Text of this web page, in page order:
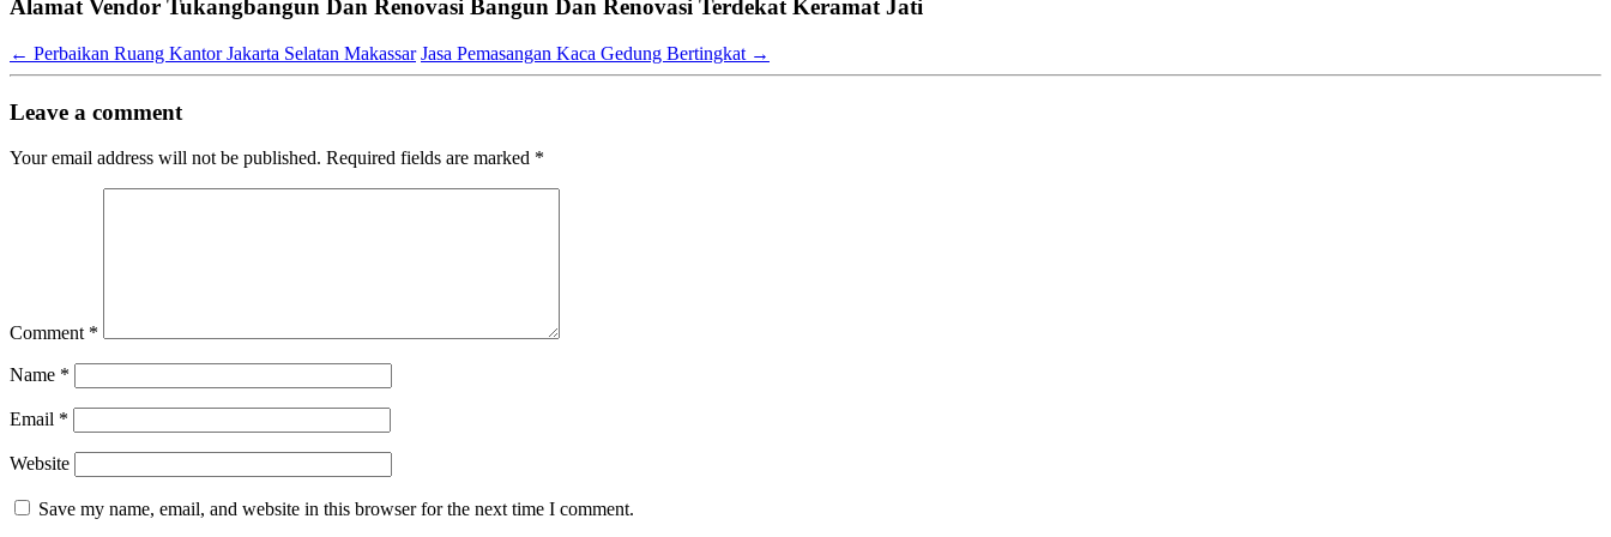
Alamat Vendor Tukangbangun Dan Renovasi Bangun Dan Renovasi Terdekat Keramat Jati
← Perbaikan Ruang Kantor Jakarta Selatan Makassar Jasa Pemasangan Kaca Gedung Bertingkat →
Leave a comment
Your email address will not be published. Required fields are marked *
Comment *
Name *
Email *
Website
Save my name, email, and website in this browser for the next time I comment.